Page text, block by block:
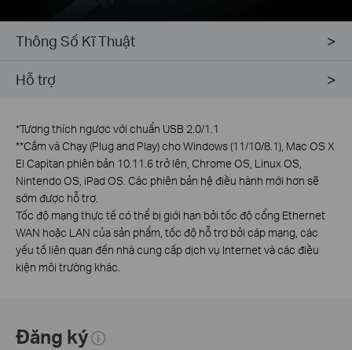
Thông Số Kĩ Thuật
Hỗ trợ
*Tương thích ngược với chuẩn USB 2.0/1.1
**Cắm và Chạy (Plug and Play) cho Windows (11/10/8.1), Mac OS X
El Capitan phiên bản 10.11.6 trở lên, Chrome OS, Linux OS,
Nintendo OS, iPad OS. Các phiên bản hệ điều hành mới hơn sẽ
sớm được hỗ trợ.
Tốc độ mạng thực tế có thể bị giới hạn bởi tốc độ cổng Ethernet
WAN hoặc LAN của sản phẩm, tốc độ hỗ trợ bởi cáp mạng, các
yếu tố liên quan đến nhà cung cấp dịch vụ Internet và các điều
kiện môi trường khác.
Đăng ký